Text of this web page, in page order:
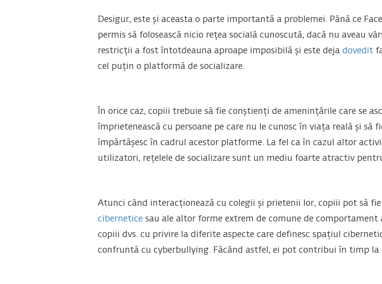
Desigur, este și aceasta o parte importantă a problemei. Până ce
permis să folosească nicio rețea socială cunoscută, dacă nu aveau
restricții a fost întotdeauna aproape imposibilă și este deja dovedit
cel puțin o platformă de socializare.
În orice caz, copiii trebuie să fie conștienți de amenințările care se
împrietenească cu persoane pe care nu le cunosc în viața reală și
împărtășesc în cadrul acestor platforme. La fel ca în cazul altor
utilizatori, rețelele de socializare sunt un mediu foarte atractiv
Atunci când interacționează cu colegii și prietenii lor, copiii pot să
ciberneticesau ale altor forme extrem de comune de
copiii dvs. cu privire la diferite aspecte care definesc spațiul
confruntă cu cyberbullying. Făcând astfel, ei pot contribui în timp la